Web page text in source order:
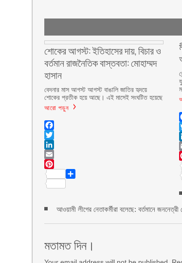
শোকের আগস্ট: ইতিহাসের দায়, বিচার ও
বর্তমান রাজনৈতিক বাস্তবতা: মোহাম্মদ
হাসান
বেদনার মাস আগস্ট আগস্ট বাঙালি জাতির হৃদয়ে
শোকের প্রতীক হয়ে আছে। এই মাসেই সংঘটিত হয়েছে
আরো পড়ুন
Facebook
Twitter
LinkedIn
Email
Pinterest
আওয়ামী লীগের নেতাকর্মীরা বলেছে: বর্তমানে জননেত্রী
মতামত দিন।